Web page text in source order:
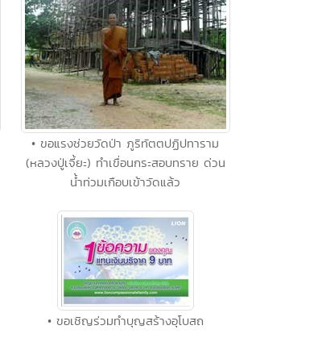
• ขอแรงช่วยวัดป่า ภูริทัตตปฏิปทาราม
(หลวงปู่เจี้ยะ) ทำเขื่อนกระสอบทราย ด่วน
น้ำท่วมเกือบเข้าวัดแล้ว
• ขอเชิญร่วมทำบุญสร้างอุโบสถ